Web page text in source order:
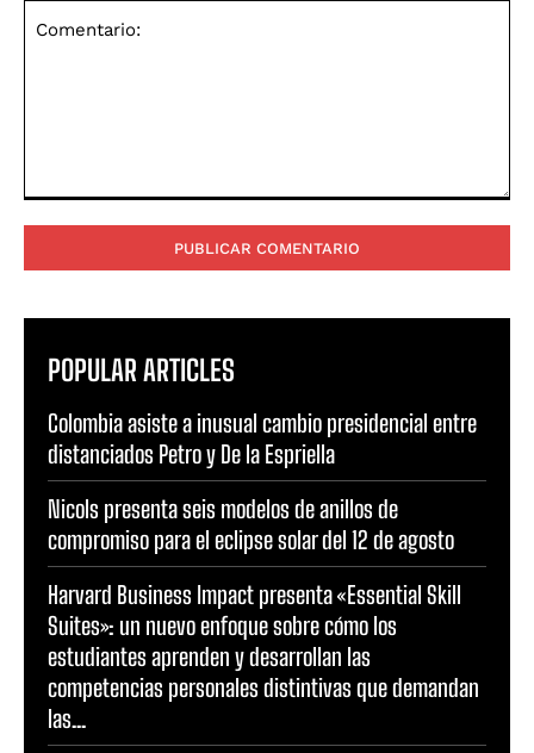
POPULAR ARTICLES
Colombia asiste a inusual cambio presidencial entre
distanciados Petro y De la Espriella
Nicols presenta seis modelos de anillos de
compromiso para el eclipse solar del 12 de agosto
Harvard Business Impact presenta «Essential Skill
Suites»: un nuevo enfoque sobre cómo los
estudiantes aprenden y desarrollan las
competencias personales distintivas que demandan
las...